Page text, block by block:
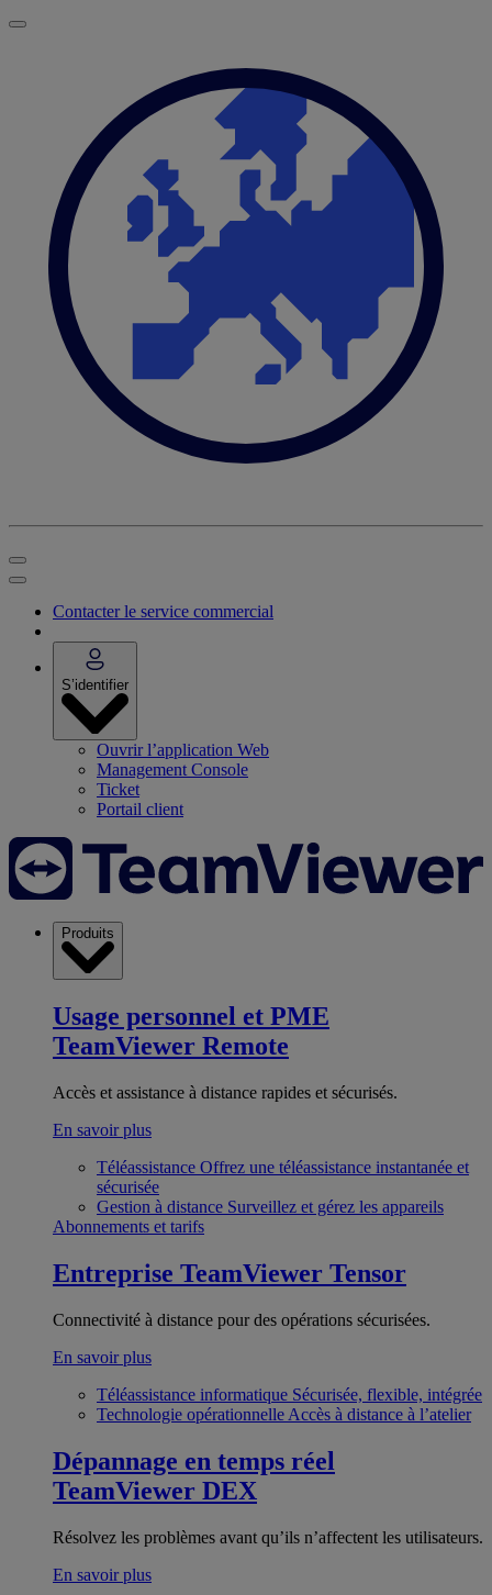
Contacter le service commercial
S’identifier
Ouvrir l’application Web
Management Console
Ticket
Portail client
Produits
Usage personnel et PME
TeamViewer Remote
Accès et assistance à distance rapides et sécurisés.
En savoir plus
Téléassistance Offrez une téléassistance instantanée et
sécurisée
Gestion à distance Surveillez et gérez les appareils
Abonnements et tarifs
Entreprise TeamViewer Tensor
Connectivité à distance pour des opérations sécurisées.
En savoir plus
Téléassistance informatique Sécurisée, flexible, intégrée
Technologie opérationnelle Accès à distance à l’atelier
Dépannage en temps réel
TeamViewer DEX
Résolvez les problèmes avant qu’ils n’affectent les utilisateurs.
En savoir plus